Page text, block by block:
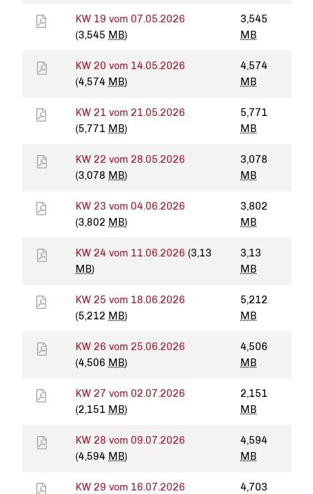
KW 19 vom 07.05.2026
(3,545 MB)
3,545
MB
KW 20 vom 14.05.2026
(4,574 MB)
4,574
MB
KW 21 vom 21.05.2026
(5,771 MB)
5,771
MB
KW 22 vom 28.05.2026
(3,078 MB)
3,078
MB
KW 23 vom 04.06.2026
(3,802 MB)
3,802
MB
KW 24 vom 11.06.2026 (3,13
MB)
3,13
MB
KW 25 vom 18.06.2026
(5,212 MB)
5,212
MB
KW 26 vom 25.06.2026
(4,506 MB)
4,506
MB
KW 27 vom 02.07.2026
(2,151 MB)
2,151
MB
KW 28 vom 09.07.2026
(4,594 MB)
4,594
MB
KW 29 vom 16.07.2026
4,703